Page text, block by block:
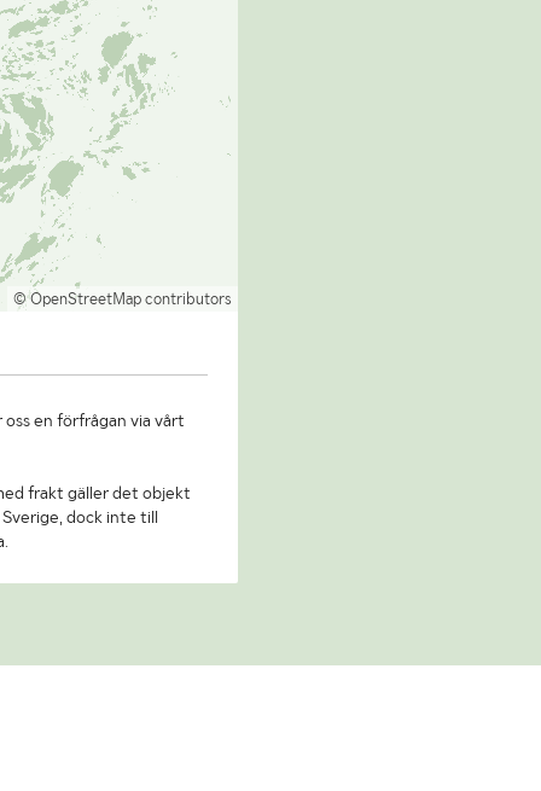
© OpenStreetMap contributors
en förfrågan via vårt
frakt gäller det objekt
dock inte till